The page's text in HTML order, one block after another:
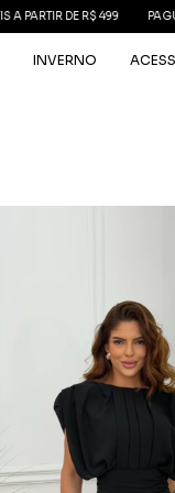
PAGUE EM 10x SEM JUROS
INVERNO